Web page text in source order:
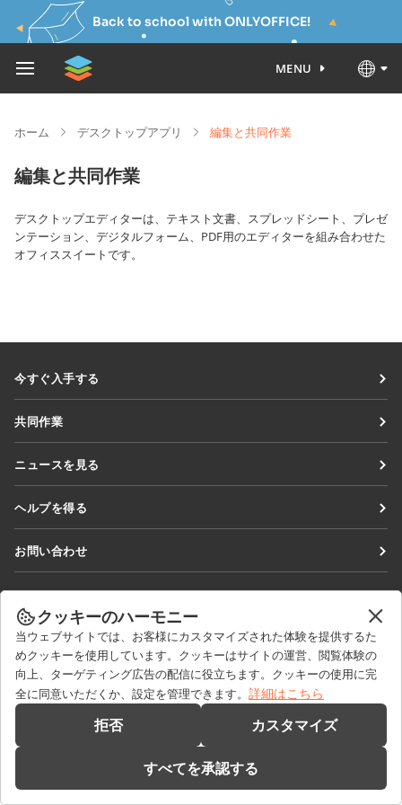
Back to school with ONLYOFFICE!
MENU
ホーム デスクトップアプリ 編集と共同作業
編集と共同作業
デスクトップエディターは、テキスト文書、スプレッドシート、プレゼ
ンテーション、デジタルフォーム、PDF用のエディターを組み合わせた
オフィススイートです。
今すぐ入手する
Workspace
コネクター
デスクトップアプリ
モバイルアプリ
共同作業
インフルエンサー向け
求人情報
ニュースを見る
ヘルプを得る
ホワイトペーパー
サポートお問い合わせフォーム
デモを依頼する
お問い合わせ
パートナーシップに関するお問い合わせ
メディアに関するお問い合わせpress@onlyoffice.com
折り返し電話のリクエスト
onlyoffice.com
© Ascensio System SIA 2026. All rights reserved
クッキーのハーモニー
当ウェブサイトでは、お客様にカスタマイズされた体験を提供するた
めクッキーを使用しています。クッキーはサイトの運営、閲覧体験の
向上、ターゲティング広告の配信に役立ちます。クッキーの使用に完
全に同意いただくか、設定を管理できます。 詳細はこちら
拒否 カスタマイズ
すべてを承認する